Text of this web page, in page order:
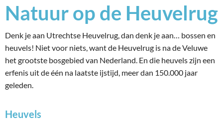
Natuur op de Heuvelrug
Denk je aan Utrechtse Heuvelrug, dan denk je aan… bossen en
heuvels! Niet voor niets, want de Heuvelrug is na de Veluwe
het grootste bosgebied van Nederland. En die heuvels zijn een
erfenis uit de één na laatste ijstijd, meer dan 150.000 jaar
geleden.
Heuvels